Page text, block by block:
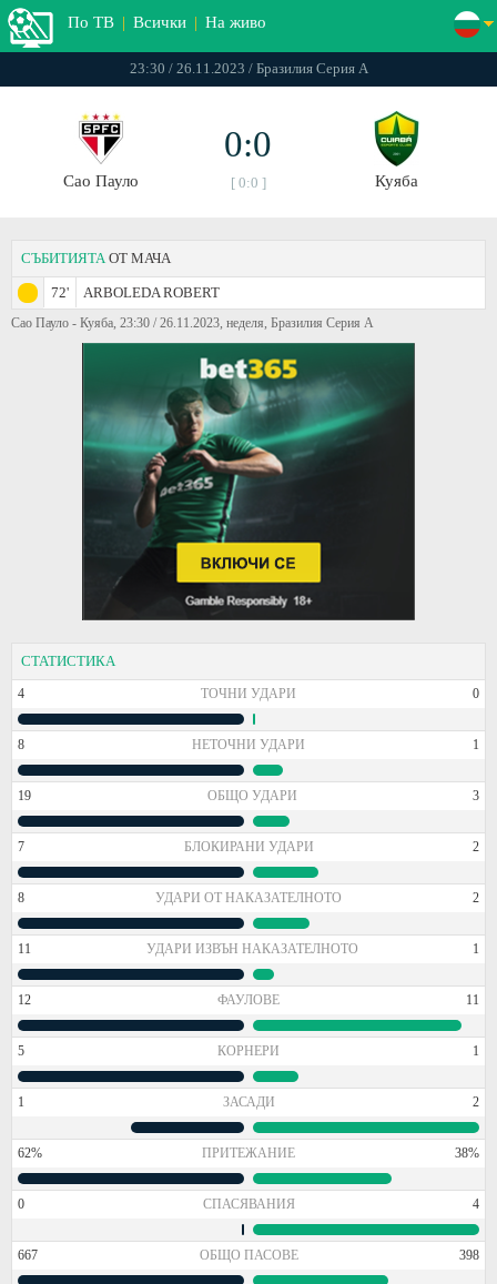
По ТВ | Всички | На живо
23:30 / 26.11.2023 / Бразилия Серия А
Сао Пауло
0:0
[ 0:0 ] Куяба
СЪБИТИЯТА ОТ МАЧА
72' ARBOLEDA ROBERT
Сао Пауло - Куяба, 23:30 / 26.11.2023, неделя, Бразилия Серия А
СТАТИСТИКА
4 ТОЧНИ УДАРИ 0
8 НЕТОЧНИ УДАРИ 1
19 ОБЩО УДАРИ 3
7 БЛОКИРАНИ УДАРИ 2
8 УДАРИ ОТ НАКАЗАТЕЛНОТО 2
11 УДАРИ ИЗВЪН НАКАЗАТЕЛНОТО 1
12 ФАУЛОВЕ 11
5 КОРНЕРИ 1
1 ЗАСАДИ 2
62% ПРИТЕЖАНИЕ 38%
0 СПАСЯВАНИЯ 4
667 ОБЩО ПАСОВЕ 398